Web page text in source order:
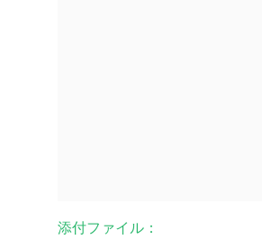
添付ファイル：